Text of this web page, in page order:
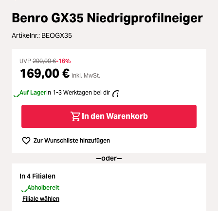
Bildbearbeitung
Second Hand
SALE
Benro GX35 Niedrigprofilneiger
Artikelnr.: BEOGX35
UVP 200,00 €-16%
169,00 € inkl. MwSt.
Auf LagerIn 1-3 Werktagen bei dir
In den Warenkorb
Zur Wunschliste hinzufügen
oder
In 4 Filialen
Abholbereit
Filiale wählen